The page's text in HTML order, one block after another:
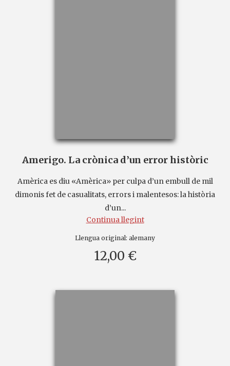
Amerigo. La crònica d’un error històric
Amèrica es diu «Amèrica» per culpa d’un embull de mil
dimonis fet de casualitats, errors i malentesos: la història
d’un...
Continua llegint
Llengua original: alemany
12,00 €